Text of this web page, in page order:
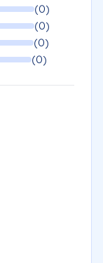
(0)
(0)
(0)
(0)